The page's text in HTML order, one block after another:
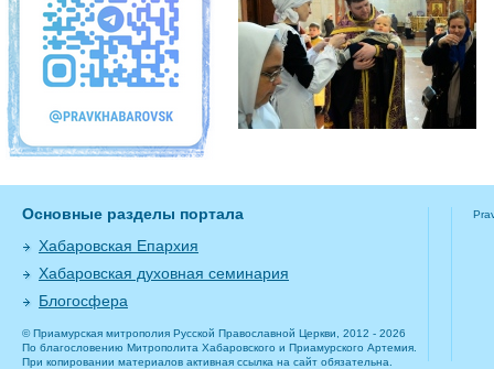
Основные разделы портала
Хабаровская Епархия
Хабаровская духовная семинария
Блогосфера
© Приамурская митрополия Русской Православной Церкви, 2012 - 2026
По благословению Митрополита Хабаровского и Приамурского Артемия.
При копировании материалов активная ссылка на сайт обязательна.